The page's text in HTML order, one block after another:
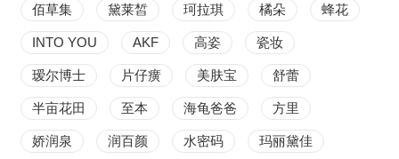
佰草集 黛莱皙 珂拉琪 橘朵 蜂花
INTO YOU AKF 高姿 瓷妆
瑷尔博士 片仔癀 美肤宝 舒蕾
半亩花田 至本 海龟爸爸 方里
娇润泉 润百颜 水密码 玛丽黛佳